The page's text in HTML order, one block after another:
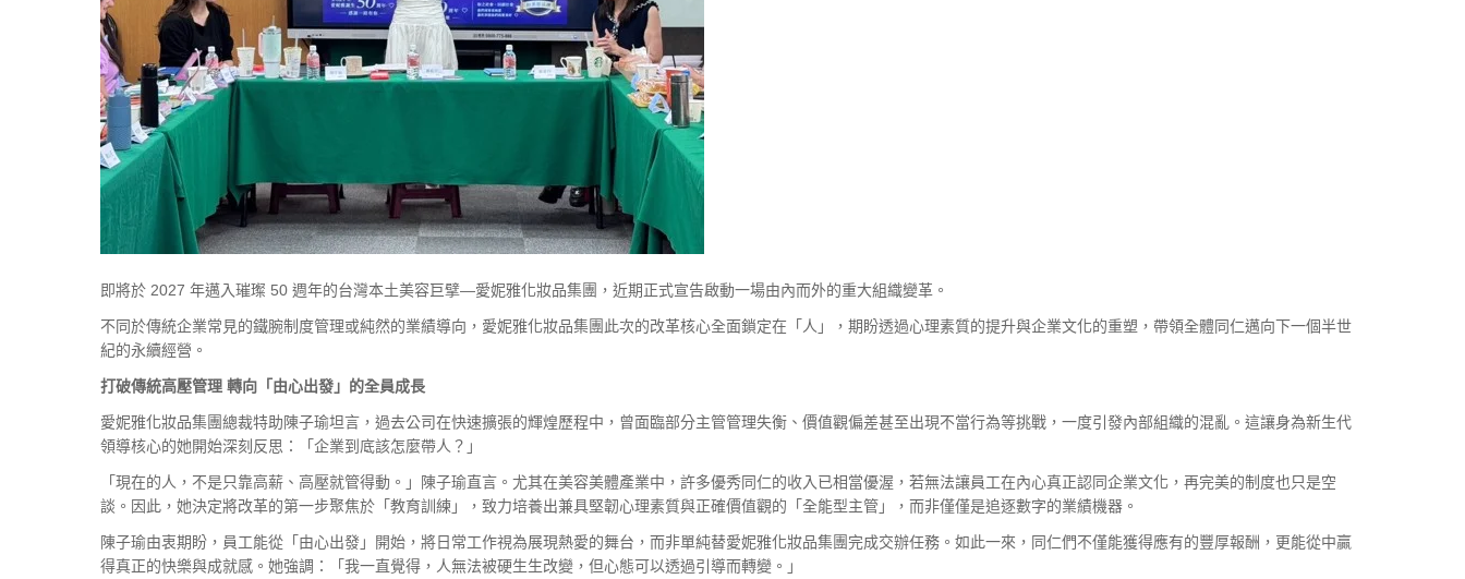
即將於 2027 年邁入璀璨 50 週年的台灣本土美容巨擘—愛妮雅化妝品集團，近期正式宣告啟動一場由內而外的重大組織變革。
不同於傳統企業常見的鐵腕制度管理或純然的業績導向，愛妮雅化妝品集團此次的改革核心全面鎖定在「人」，期盼透過心理素質的提升與企業文化的重塑，帶領全體同仁邁向下一個半世
紀的永續經營。
打破傳統高壓管理 轉向「由心出發」的全員成長
愛妮雅化妝品集團總裁特助陳子瑜坦言，過去公司在快速擴張的輝煌歷程中，曾面臨部分主管管理失衡、價值觀偏差甚至出現不當行為等挑戰，一度引發內部組織的混亂。這讓身為新生代
領導核心的她開始深刻反思：「企業到底該怎麼帶人？」
「現在的人，不是只靠高薪、高壓就管得動。」陳子瑜直言。尤其在美容美體產業中，許多優秀同仁的收入已相當優渥，若無法讓員工在內心真正認同企業文化，再完美的制度也只是空
談。因此，她決定將改革的第一步聚焦於「教育訓練」，致力培養出兼具堅韌心理素質與正確價值觀的「全能型主管」，而非僅僅是追逐數字的業績機器。
陳子瑜由衷期盼，員工能從「由心出發」開始，將日常工作視為展現熱愛的舞台，而非單純替愛妮雅化妝品集團完成交辦任務。如此一來，同仁們不僅能獲得應有的豐厚報酬，更能從中贏
得真正的快樂與成就感。她強調：「我一直覺得，人無法被硬生生改變，但心態可以透過引導而轉變。」